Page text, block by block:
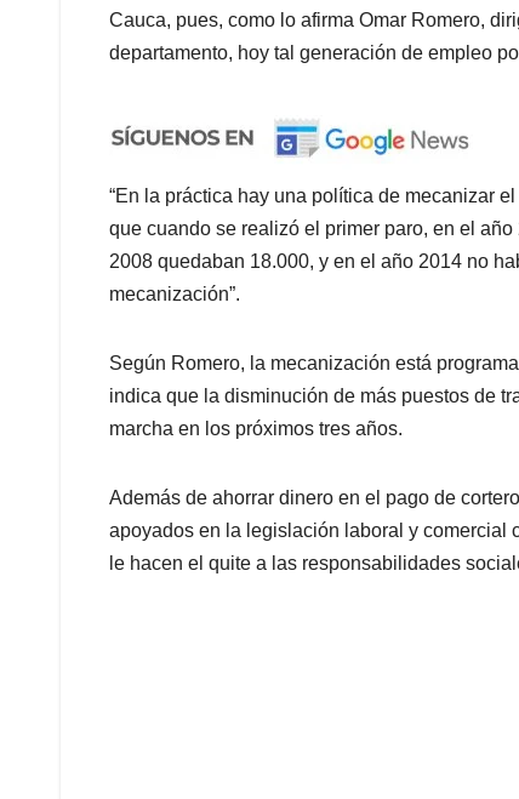
Cauca, pues, como lo afirma Omar Romero,
departamento, hoy tal generación de empleo
“En la práctica hay una política de mecanizar
que cuando se realizó el primer paro, en el
2008 quedaban 18.000, y en el año 2014 no
mecanización”.
Según Romero, la mecanización está
indica que la disminución de más puestos de
marcha en los próximos tres años.
Además de ahorrar dinero en el pago de
apoyados en la legislación laboral y comercial
le hacen el quite a las responsabilidades